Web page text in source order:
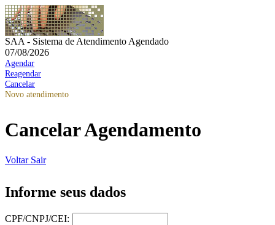
SAA - Sistema de Atendimento Agendado
07/08/2026
Agendar
Reagendar
Cancelar
Novo atendimento
Cancelar Agendamento
Voltar Sair
Informe seus dados
CPF/CNPJ/CEI: